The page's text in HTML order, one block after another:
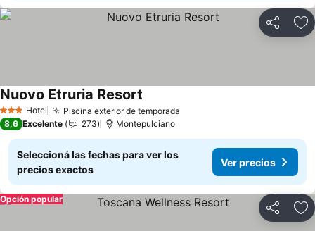
Compartir
3 Estrellas
Hotel Piscina exterior de temporada
Nuovo Etruria Resort
8,6 Excelente 273 Montepulciano
Seleccioná las fechas para ver los
precios exactos
Ver precios
Compartir
Opción popular